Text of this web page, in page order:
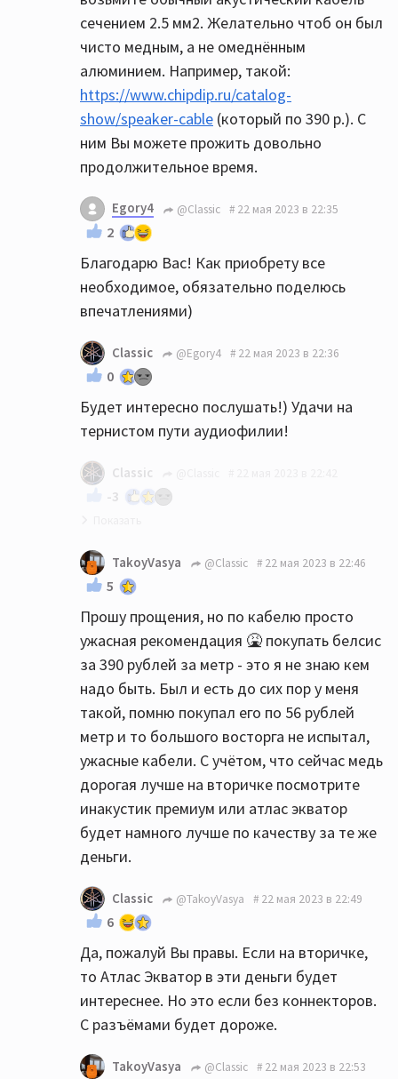
сечением 2.5 мм2. Желательно чтоб он был
чисто медным, а не омеднённым
алюминием. Например, такой:
https://www.chipdip.ru/catalog-
show/speaker-cable (который по 390 р.). С
ним Вы можете прожить довольно
продолжительное время.
Egory4 @Classic 22 мая 2023 в 22:35
2
Благодарю Вас! Как приобрету все
необходимое, обязательно поделюсь
впечатлениями)
Classic @Egory4 22 мая 2023 в 22:36
0
Будет интересно послушать!) Удачи на
тернистом пути аудиофилии!
Classic
-3
И да- не спешите бежать в магазин-
возможно сейчас более опытные
товарищи подскажут ещё что-нибудь
интересное. Послушайте разные мнения. А
потом очень желательно послушайте
акустику перед покупкой (и желательно со
своим или аналогичным аппаратом).
Разные АС имеют разный почерк, вдруг
именно Heco Вам не зайдёт. Я перед
приобретением своих колонок слушал
разных претендентов, пока не сделал
выбор. Не торопитесь.
TakoyVasya @Classic 22 мая 2023 в 22:46
5
Прошу прощения, но по кабелю просто
ужасная рекомендация 🤮 покупать белсис
за 390 рублей за метр - это я не знаю кем
надо быть. Был и есть до сих пор у меня
такой, помню покупал его по 56 рублей
метр и то большого восторга не испытал,
ужасные кабели. С учётом, что сейчас медь
дорогая лучше на вторичке посмотрите
инакустик премиум или атлас экватор
будет намного лучше по качеству за те же
деньги.
Classic @TakoyVasya 22 мая 2023 в 22:49
6
Да, пожалуй Вы правы. Если на вторичке,
то Атлас Экватор в эти деньги будет
интереснее. Но это если без коннекторов.
С разъёмами будет дороже.
TakoyVasya @Classic 22 мая 2023 в 22:53